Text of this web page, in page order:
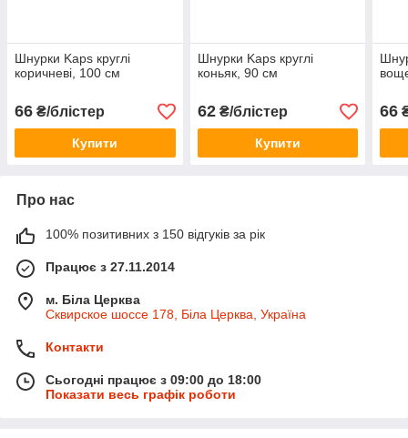
Шнурки Kaps круглі
коричневі, 100 см
66 ₴/блістер
Купити
Шнурки Kaps круглі
коньяк, 90 см
62₴/блістер
Купити
66
Про нас
100% позитивних з 150 відгуків за рік
Працює з 27.11.2014
м. Біла Церква
Сквирское шоссе 178, Біла Церква, Україна
Контакти
Сьогодні працює з 09:00 до 18:00
Показати весь графік роботи